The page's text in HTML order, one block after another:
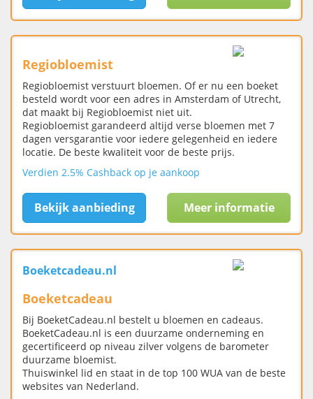
Regiobloemist
Regiobloemist verstuurt bloemen. Of er nu een boeket
besteld wordt voor een adres in Amsterdam of Utrecht,
dat maakt bij Regiobloemist niet uit.
Regiobloemist garandeerd altijd verse bloemen met 7
dagen versgarantie voor iedere gelegenheid en iedere
locatie. De beste kwaliteit voor de beste prijs.
Verdien 2.5% Cashback op je aankoop
Bekijk aanbieding Meer informatie
Boeketcadeau.nl
Boeketcadeau
Bij BoeketCadeau.nl bestelt u bloemen en cadeaus.
BoeketCadeau.nl is een duurzame onderneming en
gecertificeerd op niveau zilver volgens de barometer
duurzame bloemist.
Thuiswinkel lid en staat in de top 100 WUA van de beste
websites van Nederland.